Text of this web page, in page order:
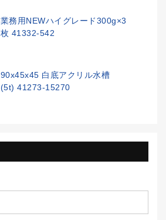
業務用NEWハイグレード300g×3
枚 41332-542
90x45x45 白底アクリル水槽
(5t) 41273-15270